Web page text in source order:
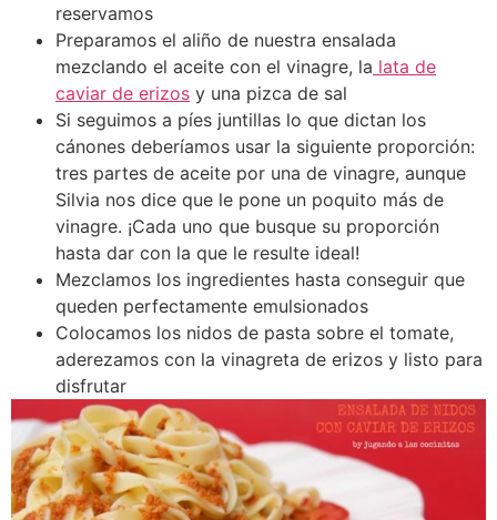
reservamos
Preparamos el aliño de nuestra ensalada
mezclando el aceite con el vinagre, la lata de
caviar de erizos y una pizca de sal
Si seguimos a píes juntillas lo que dictan los
cánones deberíamos usar la siguiente proporción:
tres partes de aceite por una de vinagre, aunque
Silvia nos dice que le pone un poquito más de
vinagre. ¡Cada uno que busque su proporción
hasta dar con la que le resulte ideal!
Mezclamos los ingredientes hasta conseguir que
queden perfectamente emulsionados
Colocamos los nidos de pasta sobre el tomate,
aderezamos con la vinagreta de erizos y listo para
disfrutar